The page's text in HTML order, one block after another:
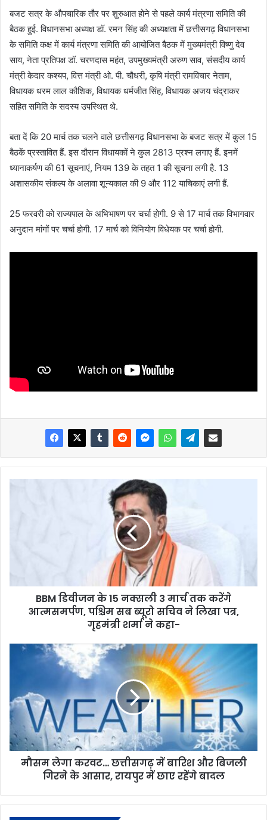
बजट सत्र के औपचारिक तौर पर शुरुआत होने से पहले कार्य मंत्रणा समिति की
बैठक हुई. विधानसभा अध्यक्ष डॉ. रमन सिंह की अध्यक्षता में छत्तीसगढ़ विधानसभा
के समिति कक्ष में कार्य मंत्रणा समिति की आयोजित बैठक में मुख्यमंत्री विष्णु देव
साय, नेता प्रतिपक्ष डॉ. चरणदास महंत, उपमुख्यमंत्री अरुण साव, संसदीय कार्य
मंत्री केदार कश्यप, वित्त मंत्री ओ. पी. चौधरी, कृषि मंत्री रामविचार नेताम,
विधायक धरम लाल कौशिक, विधायक धर्मजीत सिंह, विधायक अजय चंद्राकर
सहित समिति के सदस्य उपस्थित थे.
बता दें कि 20 मार्च तक चलने वाले छत्तीसगढ़ विधानसभा के बजट सत्र में कुल 15
बैठकें प्रस्तावित हैं. इस दौरान विधायकों ने कुल 2813 प्रश्न लगाए हैं. इनमें
ध्यानाकर्षण की 61 सूचनाएं, नियम 139 के तहत 1 की सूचना लगी है. 13
अशासकीय संकल्प के अलावा शून्यकाल की 9 और 112 याचिकाएं लगी हैं.
25 फरवरी को राज्यपाल के अभिभाषण पर चर्चा होगी. 9 से 17 मार्च तक विभागवार
अनुदान मांगों पर चर्चा होगी. 17 मार्च को विनियोग विधेयक पर चर्चा होगी.
BBM डिवीजन के 15 नक्सली 3 मार्च तक करेंगे
आत्मसमर्पण, पश्चिम सब ब्यूरो सचिव ने लिखा पत्र,
गृहमंत्री शर्मा ने कहा-
मौसम लेगा करवट… छत्तीसगढ़ में बारिश और बिजली
गिरने के आसार, रायपुर में छाए रहेंगे बादल